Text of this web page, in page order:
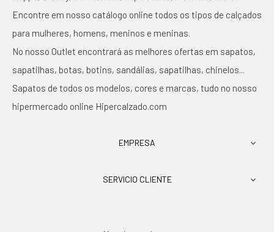
Encontre em nosso catálogo online todos os tipos de calçados
para mulheres, homens, meninos e meninas.
No nosso Outlet encontrará as melhores ofertas em sapatos,
sapatilhas, botas, botins, sandálias, sapatilhas, chinelos...
Sapatos de todos os modelos, cores e marcas, tudo no nosso
hipermercado online Hipercalzado.com
EMPRESA 
SERVICIO CLIENTE 